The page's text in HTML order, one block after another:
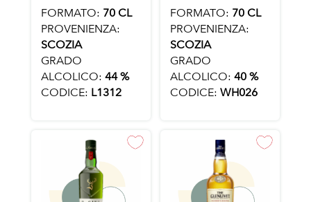
FORMATO: 70 CL
PROVENIENZA:
SCOZIA
GRADO
ALCOLICO: 44 %
CODICE: L1312
FORMATO: 70 CL
PROVENIENZA:
SCOZIA
GRADO
ALCOLICO: 40 %
CODICE: WH026